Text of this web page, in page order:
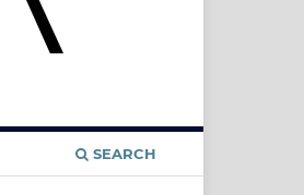
SEARCH